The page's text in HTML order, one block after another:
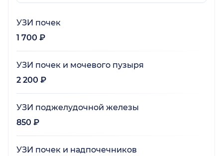
УЗИ почек
1 700 ₽
УЗИ почек и мочевого пузыря
2 200 ₽
УЗИ поджелудочной железы
850 ₽
УЗИ почек и надпочечников